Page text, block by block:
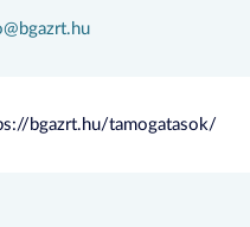
bgazrt.hu/tamogatasok/